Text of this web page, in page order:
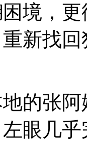
境，
新找
的张
眼几